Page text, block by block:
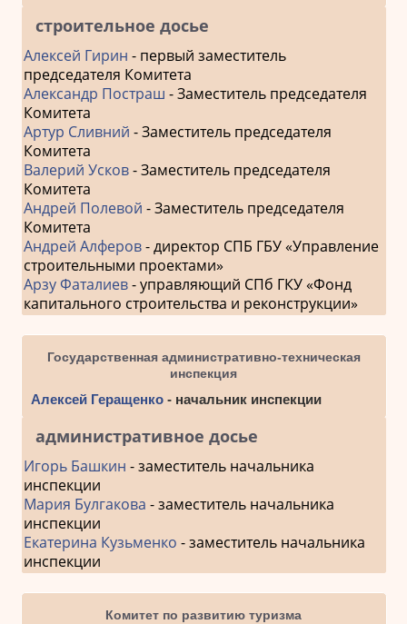
строительное досье
Алексей Гирин - первый заместитель
председателя Комитета
Александр Постраш - Заместитель председателя
Комитета
Артур Сливний - Заместитель председателя
Комитета
Валерий Усков- Заместитель председателя
Комитета
Андрей Полевой - Заместитель председателя
Комитета
Андрей Алферов- директор СПБ ГБУ «Управление
строительными проектами»
Арзу Фаталиев- управляющий СПб ГКУ «Фонд
капитального строительства и реконструкции»
Государственная административно-техническая
инспекция
Алексей Геращенко- начальник инспекции
административное досье
Игорь Башкин - заместитель начальника
инспекции
Мария Булгакова - заместитель начальника
инспекции
Екатерина Кузьменко - заместитель начальника
инспекции
Комитет по развитию туризма